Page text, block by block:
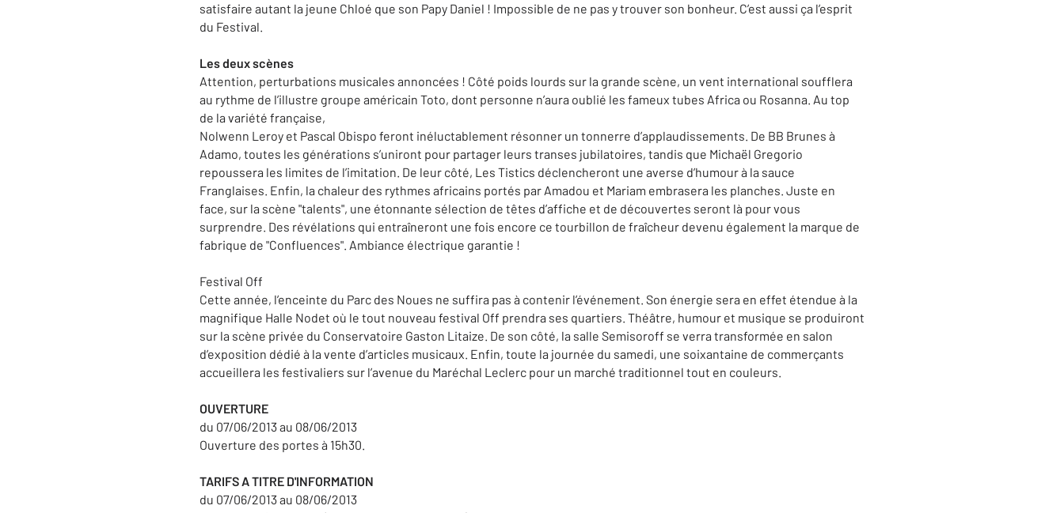
satisfaire autant la jeune Chloé que son Papy Daniel ! Impossible de ne pas y trouver son bonheur. C’est aussi ça l’esprit
du Festival.
Les deux scènes
Attention, perturbations musicales annoncées ! Côté poids lourds sur la grande scène, un vent international soufflera
au rythme de l’illustre groupe américain Toto, dont personne n’aura oublié les fameux tubes Africa ou Rosanna. Au top
de la variété française,
Nolwenn Leroy et Pascal Obispo feront inéluctablement résonner un tonnerre d’applaudissements. De BB Brunes à
Adamo, toutes les générations s’uniront pour partager leurs transes jubilatoires, tandis que Michaël Gregorio
repoussera les limites de l’imitation. De leur côté, Les Tistics déclencheront une averse d’humour à la sauce
Franglaises. Enfin, la chaleur des rythmes africains portés par Amadou et Mariam embrasera les planches. Juste en
face, sur la scène "talents", une étonnante sélection de têtes d’affiche et de découvertes seront là pour vous
surprendre. Des révélations qui entraîneront une fois encore ce tourbillon de fraîcheur devenu également la marque de
fabrique de "Confluences". Ambiance électrique garantie !
Festival Off
Cette année, l’enceinte du Parc des Noues ne suffira pas à contenir l’événement. Son énergie sera en effet étendue à la
magnifique Halle Nodet où le tout nouveau festival Off prendra ses quartiers. Théâtre, humour et musique se produiront
sur la scène privée du Conservatoire Gaston Litaize. De son côté, la salle Semisoroff se verra transformée en salon
d’exposition dédié à la vente d’articles musicaux. Enfin, toute la journée du samedi, une soixantaine de commerçants
accueillera les festivaliers sur l’avenue du Maréchal Leclerc pour un marché traditionnel tout en couleurs.
OUVERTURE
du 07/06/2013 au 08/06/2013
Ouverture des portes à 15h30.
TARIFS A TITRE D'INFORMATION
du 07/06/2013 au 08/06/2013